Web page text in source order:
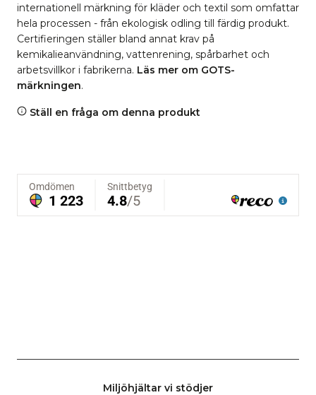
internationell märkning för kläder och textil som omfattar
hela processen - från ekologisk odling till färdig produkt.
Certifieringen ställer bland annat krav på
kemikalieanvändning, vattenrening, spårbarhet och
arbetsvillkor i fabrikerna. Läs mer om GOTS-
märkningen.
Ställ en fråga om denna produkt
Miljöhjältar vi stödjer